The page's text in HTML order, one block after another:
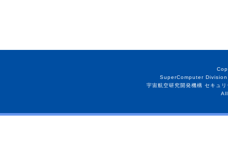
SuperComputer
宇宙航空研究開発機構 セキュ